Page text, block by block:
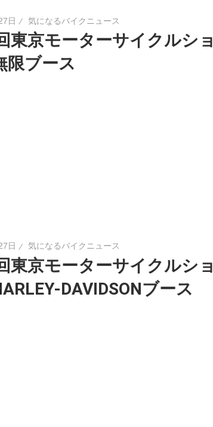
日 気になるバイクニュース
東京モーターサイクルショ
ブース
日 気になるバイクニュース
東京モーターサイクルショ
DAVIDSONブース